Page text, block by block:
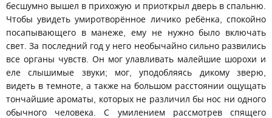
бесшумно вышел в прихожую и приоткрыл дверь в спальню.
Чтобы увидеть умиротворённое личико ребёнка, спокойно
посапывающего в манеже, ему не нужно было включать
свет. За последний год у него необычайно сильно развились
все органы чувств. Он мог улавливать малейшие шорохи и
еле слышимые звуки; мог, уподобляясь дикому зверю,
видеть в темноте, а также на большом расстоянии ощущать
тончайшие ароматы, которых не различил бы нос ни одного
обычного человека. С умилением рассмотрев спящего